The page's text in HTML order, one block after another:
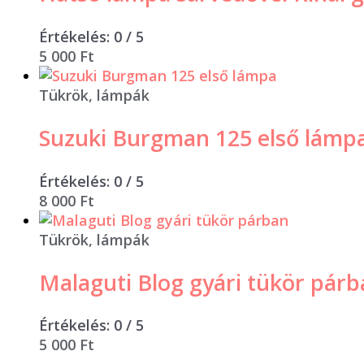
Értékelés: 0 / 5
5 000 Ft
Tükrök, lámpák
Suzuki Burgman 125 első
Értékelés: 0 / 5
8 000 Ft
Tükrök, lámpák
Malaguti Blog gyári tükör
Értékelés: 0 / 5
5 000 Ft